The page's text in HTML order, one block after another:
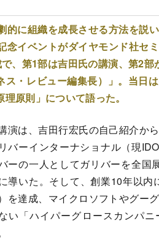
的に組織を成長させる方法を説
念イベントがダイヤモンド社セ
、第1部は吉田氏の講演、第2
・レビュー編集長）」。当日は
原則」について語った。
演は、吉田行宏氏の自己紹介か
バーインターナショナル（現
ーの一人としてガリバーを全国
導いた。そして、創業10年以内
を達成、マイクロソフトやグー
い「ハイパーグロースカンパ